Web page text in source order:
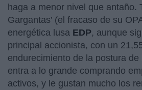
haga a menor nivel que antaño.
Gargantas’ (el fracaso de su
energética lusa EDP, aunque
principal accionista, con un
endurecimiento de la postura de
entra a lo grande comprando
activos, y le gustan mucho los